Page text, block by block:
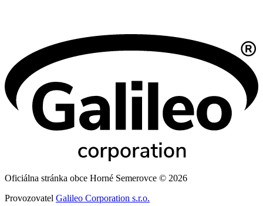
Oficiálna stránka obce Horné Semerovce © 2026
Provozovatel Galileo Corporation s.r.o.